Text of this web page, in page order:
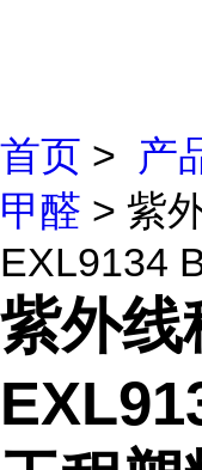
首页 > 产
甲醛 > 紫
EXL9134
紫外线